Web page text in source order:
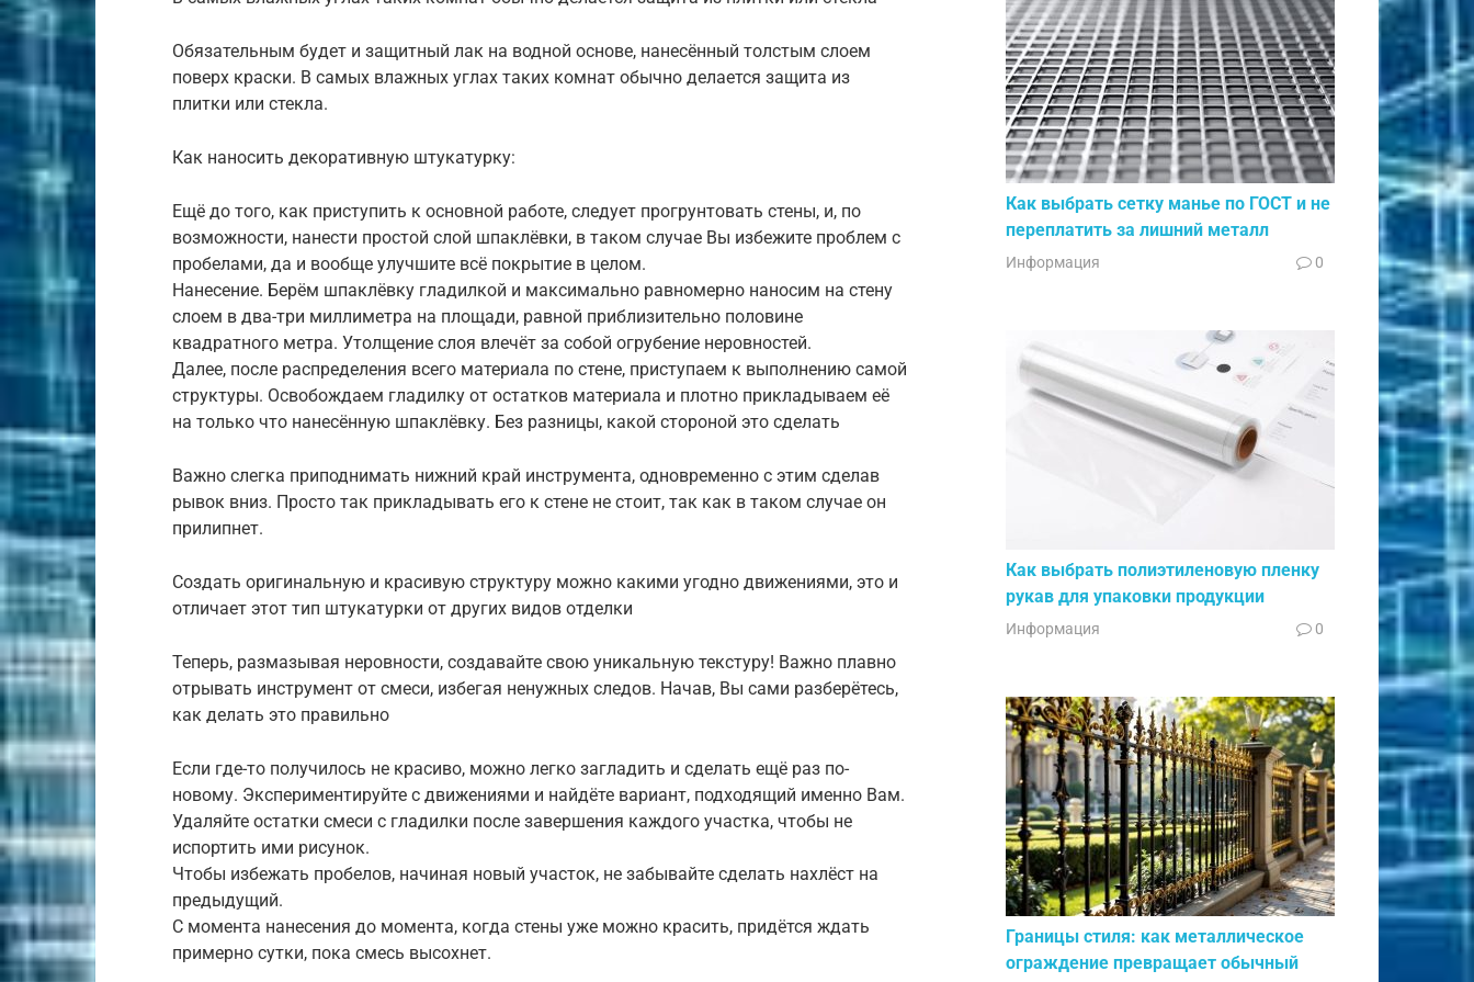
Обязательным будет и защитный лак на водной основе, нанесённый толстым слоем
поверх краски. В самых влажных углах таких комнат обычно делается защита из
плитки или стекла.
Как наносить декоративную штукатурку:
Ещё до того, как приступить к основной работе, следует прогрунтовать стены, и, по
возможности, нанести простой слой шпаклёвки, в таком случае Вы избежите проблем с
пробелами, да и вообще улучшите всё покрытие в целом.
Нанесение. Берём шпаклёвку гладилкой и максимально равномерно наносим на стену
слоем в два-три миллиметра на площади, равной приблизительно половине
квадратного метра. Утолщение слоя влечёт за собой огрубение неровностей.
Далее, после распределения всего материала по стене, приступаем к выполнению самой
структуры. Освобождаем гладилку от остатков материала и плотно прикладываем её
на только что нанесённую шпаклёвку. Без разницы, какой стороной это сделать
Важно слегка приподнимать нижний край инструмента, одновременно с этим сделав
рывок вниз. Просто так прикладывать его к стене не стоит, так как в таком случае он
прилипнет.
Создать оригинальную и красивую структуру можно какими угодно движениями, это и
отличает этот тип штукатурки от других видов отделки
Теперь, размазывая неровности, создавайте свою уникальную текстуру! Важно плавно
отрывать инструмент от смеси, избегая ненужных следов. Начав, Вы сами разберётесь,
как делать это правильно
Если где-то получилось не красиво, можно легко загладить и сделать ещё раз по-
новому. Экспериментируйте с движениями и найдёте вариант, подходящий именно Вам.
Удаляйте остатки смеси с гладилки после завершения каждого участка, чтобы не
испортить ими рисунок.
Чтобы избежать пробелов, начиная новый участок, не забывайте сделать нахлёст на
предыдущий.
С момента нанесения до момента, когда стены уже можно красить, придётся ждать
примерно сутки, пока смесь высохнет.
Как выбрать сетку манье по ГОСТ и не
переплатить за лишний металл
Информация 0
Как выбрать полиэтиленовую пленку
рукав для упаковки продукции
Информация 0
Границы стиля: как металлическое
ограждение превращает обычный